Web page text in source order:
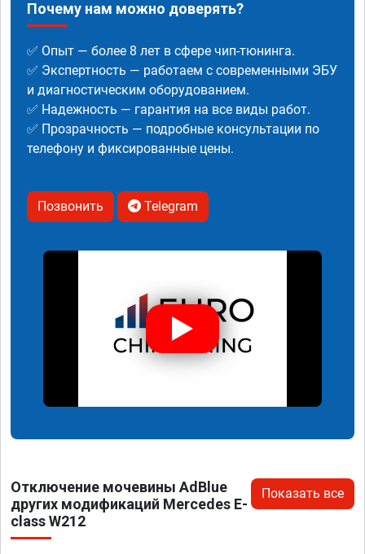
Почему нам можно доверять?
✅ Опыт — более 8 лет в сфере чип-тюнинга.
✅ Экспертность — работаем с современными ЭБУ
и диагностическим оборудованием.
✅ Надежность — гарантия на все виды работ.
✅ Прозрачность — подробные консультации по
телефону и фиксированные цены.
Позвонить Telegram
Отключение мочевины AdBlue
других модификаций Mercedes E-
class W212
Показать все